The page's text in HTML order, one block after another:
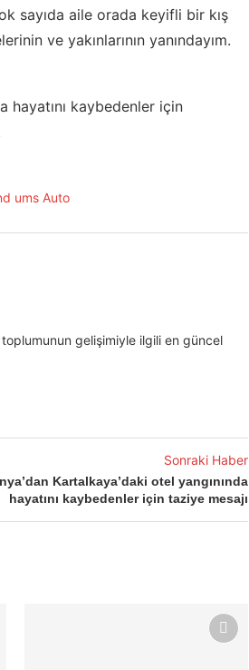
sayıda aile orada keyifli bir kış
ve yakınlarının yanındayım.
hayatını kaybedenler için
gelişimiyle ilgili en güncel
Sonraki Haber
Kartalkaya’daki otel yangınında
hayatını kaybedenler için taziye mesajı